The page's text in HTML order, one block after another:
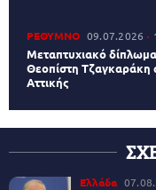
ΡΕΘΥΜΝΟ 09.07.2026
Μεταπτυχιακό
Θεοπίστη Τζαγκαράκη
Αττικής
Ελλάδα